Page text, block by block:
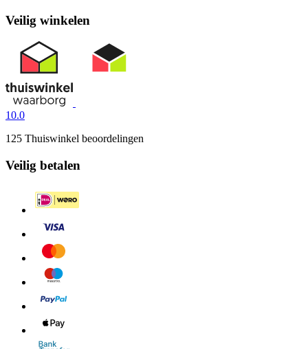
Veilig winkelen
10.0
125 Thuiswinkel beoordelingen
Veilig betalen